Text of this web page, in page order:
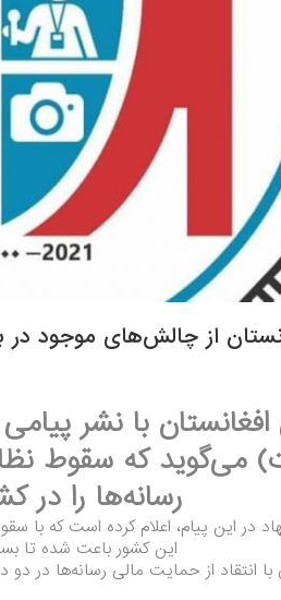
از چالش‌های موجود در
افغانستان با نشر
رسانه‌ها را در
در این پیام، اعلام کرده است که با
این کشور باعت شده تا
با انتقاد از حمایت مالی رسانه‌ها در